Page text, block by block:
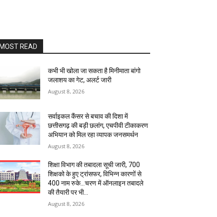
READ
कभी भी खोला जा सकता है मिनीमाता बांगो
जलाशय का गेट, अलर्ट जारी
August 8, 2026
सर्वाइकल कैंसर से बचाव की दिशा में
छत्तीसगढ़ की बड़ी छलांग, एचपीवी टीकाकरण
अभियान को मिल रहा व्यापक जनसमर्थन
August 8, 2026
शिक्षा विभाग की तबादला सूची जारी, 700
शिक्षको के हुए ट्रांसफर, विभिन्न कारणों से
400 नाम रुके…चरण में ऑनलाइन तबादले
की तैयारी पर भी...
August 8, 2026